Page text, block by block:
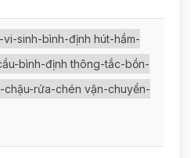
vi-sinh-bình-định hút-hầm-
bình-định thông-tắc-bồn-
rửa-chén vận-chuyển-